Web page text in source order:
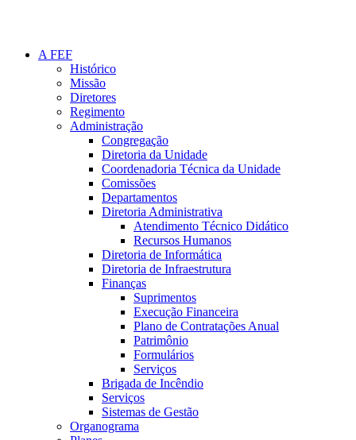
A FEF
Histórico
Missão
Diretores
Regimento
Administração
Congregação
Diretoria da Unidade
Coordenadoria Técnica da Unidade
Comissões
Departamentos
Diretoria Administrativa
Atendimento Técnico Didático
Recursos Humanos
Diretoria de Informática
Diretoria de Infraestrutura
Finanças
Suprimentos
Execução Financeira
Plano de Contratações Anual
Patrimônio
Formulários
Serviços
Brigada de Incêndio
Serviços
Sistemas de Gestão
Organograma